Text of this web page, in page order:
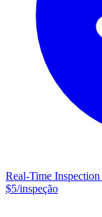
Real-Time Inspection
$5/inspeção